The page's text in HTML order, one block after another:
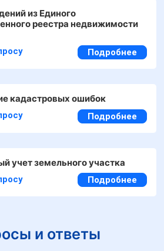
из Единого
реестра недвижимости
Подробнее
кадастровых ошибок
Подробнее
учет земельного участка
Подробнее
и ответы